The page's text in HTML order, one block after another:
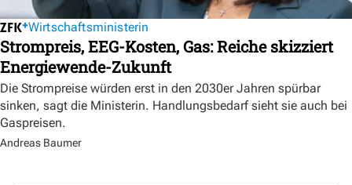
Wirtschaftsministerin
Strompreis, EEG-Kosten, Gas: Reiche skizziert
Energiewende-Zukunft
Die Strompreise würden erst in den 2030er Jahren spürbar
sinken, sagt die Ministerin. Handlungsbedarf sieht sie auch bei
Gaspreisen.
Andreas Baumer